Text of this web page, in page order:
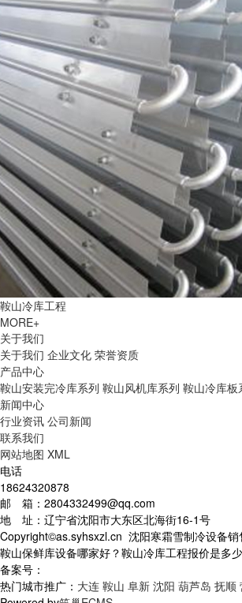
鞍山冷库工程
MORE+
关于我们
关于我们 企业文化 荣誉资质
产品中心
鞍山安装完冷库系列 鞍山风机库系列 鞍山冷库板
新闻中心
行业资讯 公司新闻
联系我们
网站地图 XML
电话
18624320878
邮 箱：2804332499@qq.com
地 址：辽宁省沈阳市大东区北海街16-1号
Copyright©as.syhsxzl.cn 沈阳寒霜雪制冷设备销
鞍山保鲜库设备哪家好？鞍山冷库工程报价是多
备案号：
热门城市推广： 大连 鞍山 阜新 沈阳 葫芦岛 抚顺